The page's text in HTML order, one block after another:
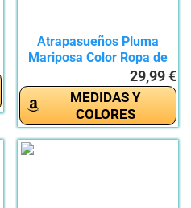
Atrapasueños Pluma
Mariposa Color Ropa de
29,99 €
MEDIDAS Y
COLORES